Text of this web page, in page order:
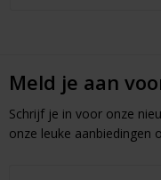
Meld je aan
Schrijf je in voor onze
onze leuke aanbiedingen